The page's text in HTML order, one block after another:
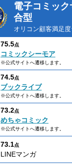
電子コミッ
合型
オリコン顧客満足
75.5点
コミックシーモア
※公式サイトへ遷移します。
74.5点
ブックライブ
※公式サイトへ遷移します。
73.2点
めちゃコミック
※公式サイトへ遷移します。
73.1点
LINEマンガ